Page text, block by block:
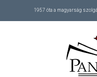
1957 óta a magyarság